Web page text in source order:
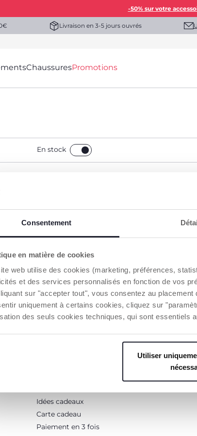
Consentement
en matière de cookies
web utilise des cookies (marketing, préférences,
et des services personnalisés en fonction de vos
sur "accepter tout", vous consentez au
uniquement à certains cookies, cliquez sur
des seuls cookies techniques, qui sont essentiels
Utiliser
-50% sur votre
Livraison en 3-5 jours ouvrés
ChaussuresPromotions
En stock
À LA NEWSLETTER
un bon de 10 € à dépenser en ligne.
LA RÉDUCTION
Idées cadeaux
Carte cadeau
Paiement en 3 fois